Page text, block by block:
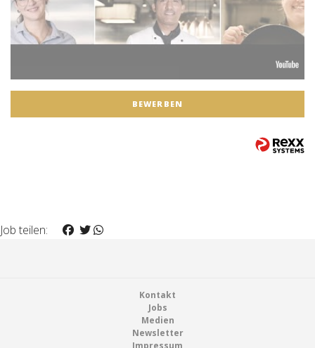
BEWERBEN
Job teilen:
Kontakt
Jobs
Medien
Newsletter
Impressum